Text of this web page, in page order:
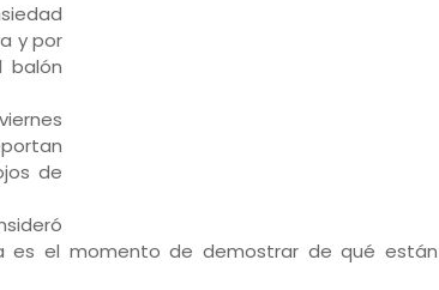
y por
balón
de
es el momento de demostrar de qué están